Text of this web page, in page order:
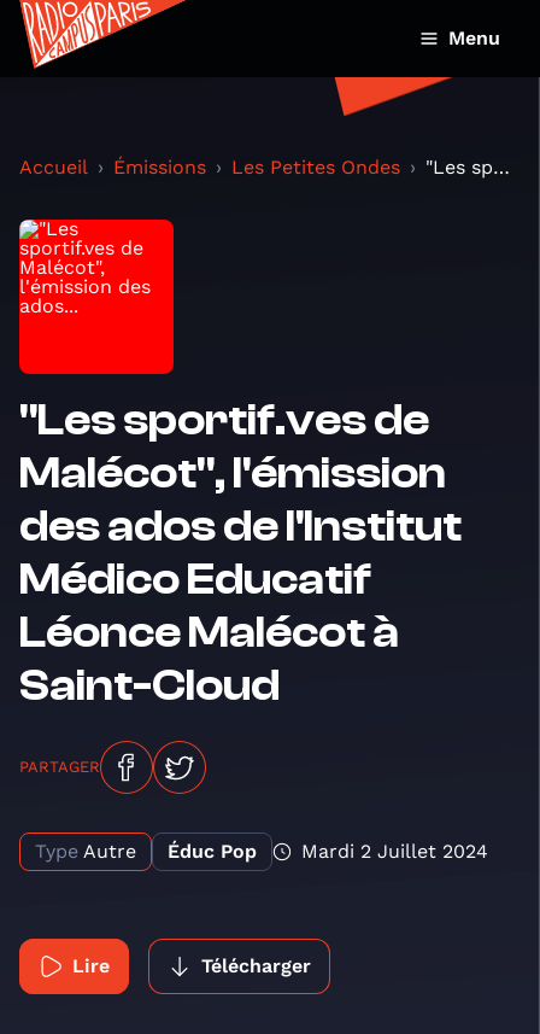
Menu
Accueil Émissions Les Petites Ondes "Les sportif.ves de Malécot", l'émission des ados...
"Les sportif.ves de
Malécot", l'émission
des ados de l'Institut
Médico Educatif
Léonce Malécot à
Saint-Cloud
PARTAGER
Type Autre Éduc Pop Mardi 2 Juillet 2024
Lire Télécharger